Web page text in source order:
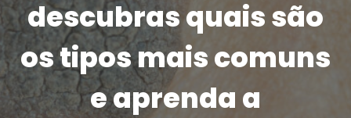
descubras quais são
os tipos mais comuns
e aprenda a